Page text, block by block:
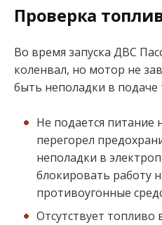
Проверка
Во время запуска ДВС
коленвал, но мотор не
быть неполадки в подаче
Не подается
перегорел
неполадки в
блокировать работу
противоугонные
Отсутствует топливо